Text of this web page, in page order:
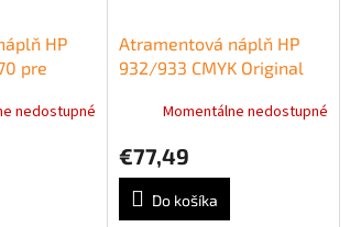
HP
pre
nedostupné
Atramentová náplň HP
932/933 CMYK Original
nahrada za C2P42AE
Momentálne nedostupné
€77,49
Do košíka